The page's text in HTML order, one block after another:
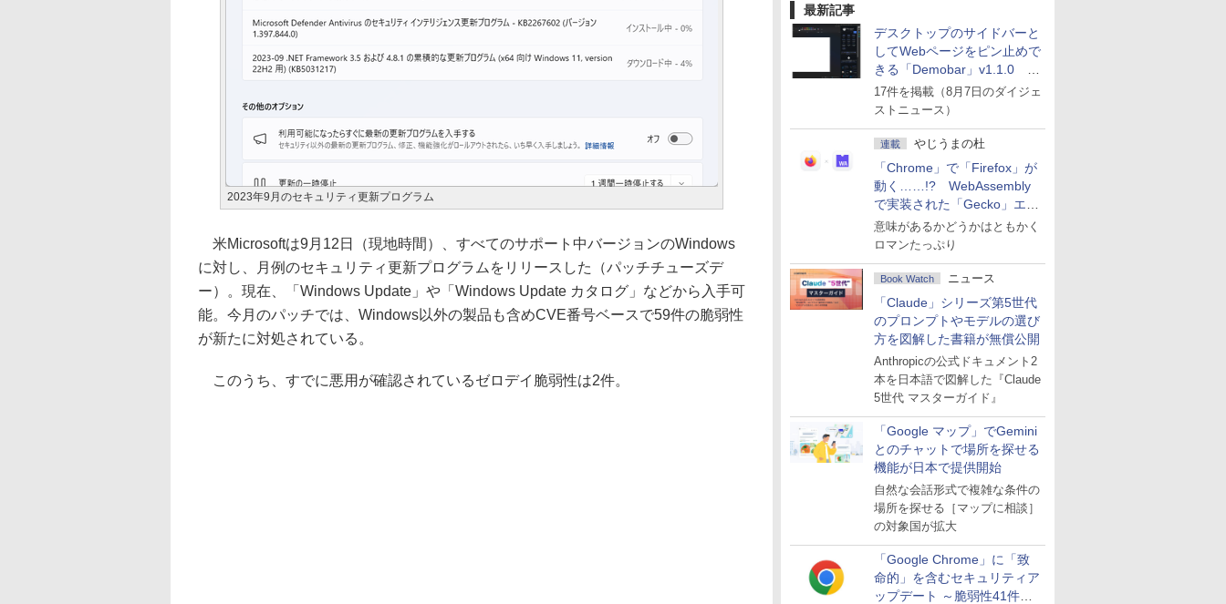
最新記事
デスクトップのサイドバーと
してWebページをピン止めで
きる「Demobar」v1.1.0 ほ
か
17件を掲載（8月7日のダイジェ
ストニュース）
連載 やじうまの杜
「Chrome」で「Firefox」が
動く……!? WebAssembly
で実装された「Gecko」エン
ジン
意味があるかどうかはともかく
ロマンたっぷり
Book Watch ニュース
「Claude」シリーズ第5世代
のプロンプトやモデルの選び
方を図解した書籍が無償公開
Anthropicの公式ドキュメント2
本を日本語で図解した『Claude
5世代 マスターガイド』
「Google マップ」でGemini
とのチャットで場所を探せる
機能が日本で提供開始
自然な会話形式で複雑な条件の
場所を探せる［マップに相談］
の対象国が拡大
「Google Chrome」に「致
命的」を含むセキュリティア
ップデート ～脆弱性41件に
2023年9月のセキュリティ更新プログラム
米Microsoftは9月12日（現地時間）、すべてのサポート中バージョンのWindows
に対し、月例のセキュリティ更新プログラムをリリースした（パッチチューズデ
ー）。現在、「Windows Update」や「Windows Update カタログ」などから入手可
能。今月のパッチでは、Windows以外の製品も含めCVE番号ベースで59件の脆弱性
が新たに対処されている。
このうち、すでに悪用が確認されているゼロデイ脆弱性は2件。